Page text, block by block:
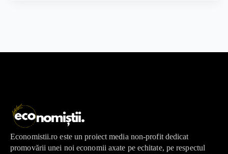
Economistii.ro este un proiect media non-profit dedicat
promovării unei noi economii axate pe echitate, pe respectul